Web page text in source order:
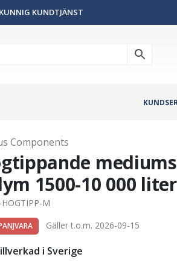
KUNNIG KUNDTJÄNST
Components
1500-10 000 liter
HOGTIPP-M
Gäller t.o.m. 2026-09-15
i Sverige